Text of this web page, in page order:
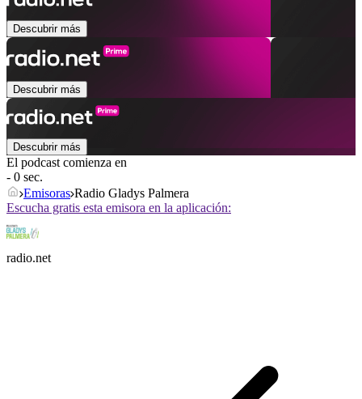
Descubrir más
Descubrir más
Descubrir más
El podcast comienza en
- 0 sec.
Emisoras Radio Gladys Palmera
Escucha gratis esta emisora en la aplicación:
radio.net